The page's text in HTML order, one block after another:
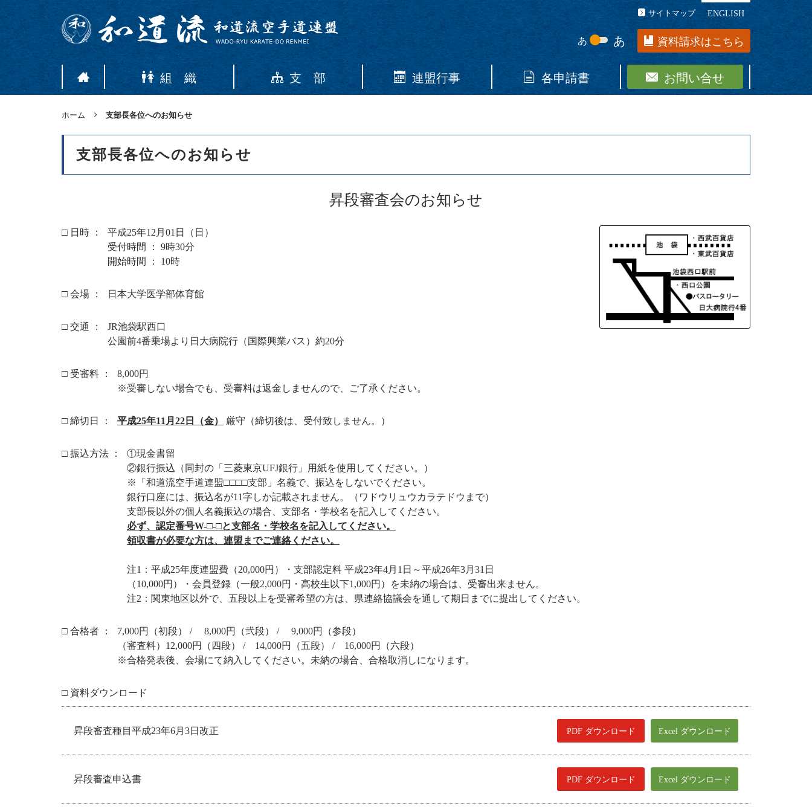
サイトマップ ENGLISH
あ あ 資料請求はこちら
組 織 支 部 連盟行事 各申請書 お問い合せ
ホーム 支部長各位へのお知らせ
支部長各位へのお知らせ
昇段審査会のお知らせ
□ 日時 ：
平成25年12月01日（日）
受付時間 ： 9時30分
開始時間 ： 10時
□ 会場 ： 日本大学医学部体育館
□ 交通 ：
JR池袋駅西口
公園前4番乗場より日大病院行（国際興業バス）約20分
□ 受審料 ：
8,000円
※受審しない場合でも、受審料は返金しませんので、ご了承ください。
□ 締切日 ： 平成25年11月22日（金） 厳守（締切後は、受付致しません。）
□ 振込方法 ：
①現金書留
②銀行振込（同封の「三菱東京UFJ銀行」用紙を使用してください。）
※「和道流空手道連盟□□□□支部」名義で、振込をしないでください。
銀行口座には、振込名が11字しか記載されません。（ワドウリュウカラテドウまで）
支部長以外の個人名義振込の場合、支部名・学校名を記入してください。
必ず、認定番号W-□-□と支部名・学校名を記入してください。
領収書が必要な方は、連盟までご連絡ください。
注1：平成25年度連盟費（20,000円）・支部認定料 平成23年4月1日～平成26年3月31日
（10,000円）・会員登録（一般2,000円・高校生以下1,000円）を未納の場合は、受審出来ません。
注2：関東地区以外で、五段以上を受審希望の方は、県連絡協議会を通して期日までに提出してください。
□ 合格者 ：
7,000円（初段） / 8,000円（弐段） / 9,000円（参段）
（審査料）12,000円（四段） / 14,000円（五段） / 16,000円（六段）
※合格発表後、会場にて納入してください。未納の場合、合格取消しになります。
□ 資料ダウンロード
昇段審査種目平成23年6月3日改正 PDF ダウンロード Excel ダウンロード
昇段審査申込書 PDF ダウンロード Excel ダウンロード